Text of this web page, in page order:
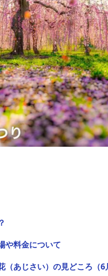
や料金について
（あじさい）の見どころ（6